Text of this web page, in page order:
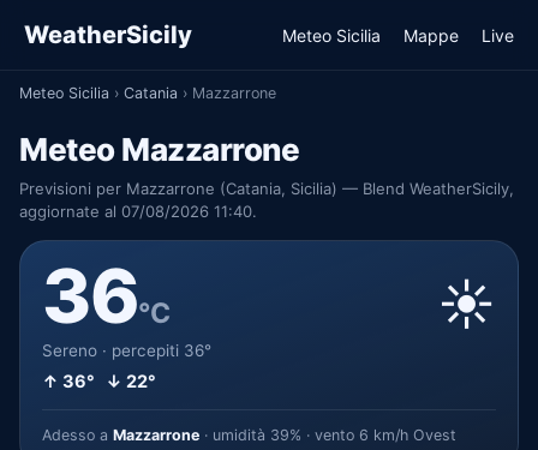
WeatherSicily Meteo Sicilia Mappe Live
Meteo Sicilia › Catania › Mazzarrone
Meteo Mazzarrone
Previsioni per Mazzarrone (Catania, Sicilia) — Blend WeatherSicily,
aggiornate al 07/08/2026 11:40.
36°C
Sereno · percepiti 36°
↑ 36° ↓ 22°
☀️
Adesso a Mazzarrone · umidità 39% · vento 6 km/h Ovest